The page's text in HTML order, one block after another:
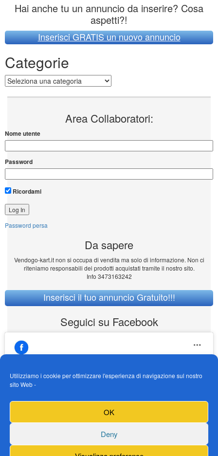
Utilizziamo i cookie per ottimizzare l'esperienza di navigazione sul nostro
sito Web -
OK
Deny
Hai anche tu un annuncio da inserire? Cosa
aspetti?!
Inserisci GRATIS un nuovo annuncio
Categorie
Categorie
Area Collaboratori:
Nome utente
Password
Ricordami
Password persa
Da sapere
Vendogo-kart.it non si occupa di vendita ma solo di informazione. Non ci
riteniamo responsabili dei prodotti acquistati tramite il nostro sito.
Info 3473163242
Inserisci il tuo annuncio Gratuito!!!
Seguici su Facebook
https://www.facebook.com/Vendogokartit/
Fai clic per accettare i cookie marketing e
abilitare questo contenuto